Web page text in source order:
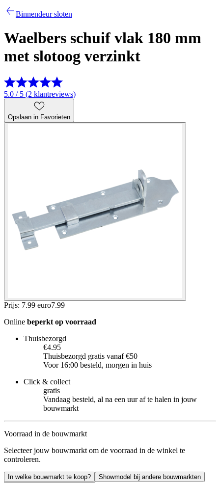
Binnendeur sloten
Waelbers schuif vlak 180 mm
met slotoog verzinkt
5.0 / 5 (2 klantreviews)
Opslaan in Favorieten
Prijs: 7.99 euro7.99
Online beperkt op voorraad
Thuisbezorgd
€4.95
Thuisbezorgd gratis vanaf €50
Voor 16:00 besteld, morgen in huis
Click & collect
gratis
Vandaag besteld, al na een uur af te halen in jouw
bouwmarkt
Voorraad in de bouwmarkt
Selecteer jouw bouwmarkt om de voorraad in de winkel te
controleren.
In welke bouwmarkt te koop? Showmodel bij andere bouwmarkten